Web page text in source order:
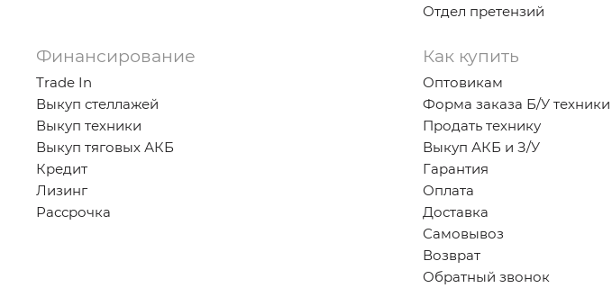
Отдел претензий
Финансирование
Trade In
Выкуп стеллажей
Выкуп техники
Выкуп тяговых АКБ
Кредит
Лизинг
Рассрочка
Как купить
Оптовикам
Форма заказа Б/У техники
Продать технику
Выкуп АКБ и З/У
Гарантия
Оплата
Доставка
Самовывоз
Возврат
Обратный звонок